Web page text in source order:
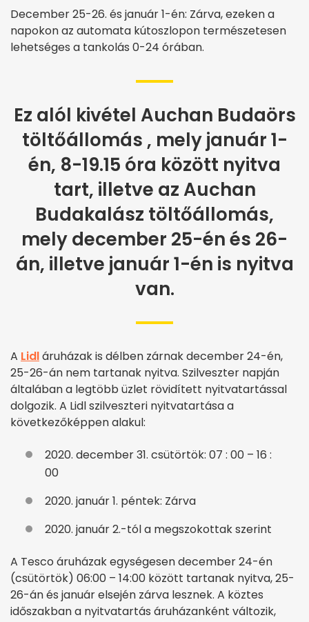
December 25-26. és január 1-én: Zárva, ezeken a
napokon az automata kútoszlopon természetesen
lehetséges a tankolás 0-24 órában.
Ez alól kivétel Auchan Budaörs
töltőállomás , mely január 1-
én, 8-19.15 óra között nyitva
tart, illetve az Auchan
Budakalász töltőállomás,
mely december 25-én és 26-
án, illetve január 1-én is nyitva
van.
A Lidláruházak is délben zárnak december 24-én,
25-26-án nem tartanak nyitva. Szilveszter napján
általában a legtöbb üzlet rövidített nyitvatartással
dolgozik. A Lidl szilveszteri nyitvatartása a
következőképpen alakul:
2020. december 31. csütörtök: 07 : 00 – 16 :
00
2020. január 1. péntek: Zárva
2020. január 2.-tól a megszokottak szerint
A Tesco áruházak egységesen december 24-én
(csütörtök) 06:00 – 14:00 között tartanak nyitva, 25-
26-án és január elsején zárva lesznek. A köztes
időszakban a nyitvatartás áruházanként változik,